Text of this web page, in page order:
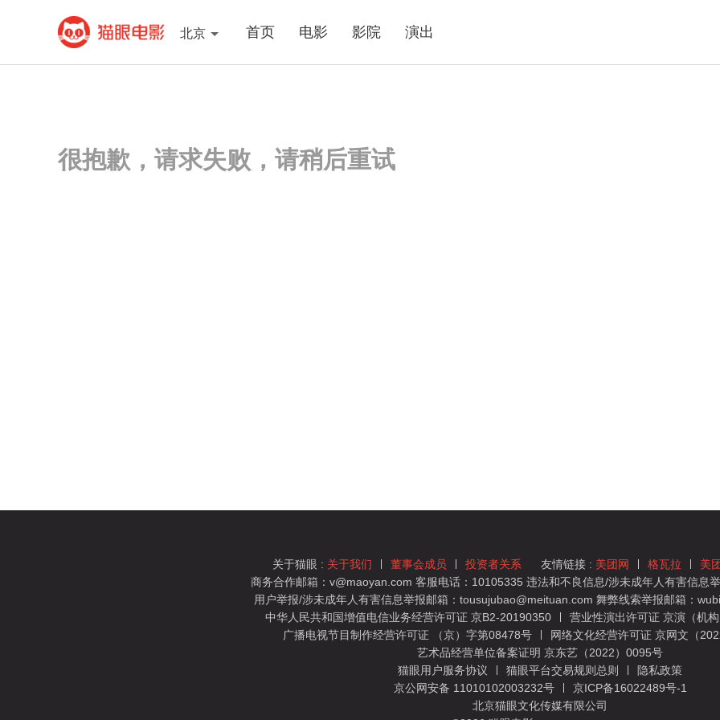
北京 首页 电影 影院 演出
很抱歉，请求失败，请稍后重试
关于猫眼 : 关于我们 董事会成员 投资者关系 友情链接 : 美团网 格瓦拉 美
商务合作邮箱：v@maoyan.com 客服电话：10105335 违法和不良信息/涉未成年人有害信息
用户举报/涉未成年人有害信息举报邮箱：tousujubao@meituan.com 舞弊线索举报邮箱：
中华人民共和国增值电信业务经营许可证 京B2-20190350
营业性演出许可证 京演（机
广播电视节目制作经营许可证 （京）字第08478号
网络文化经营许可证 京网文（
艺术品经营单位备案证明 京东艺（2022）0095号
猫眼用户服务协议
猫眼平台交易规则总则
隐私政策
京公网安备 11010102003232号
京ICP备16022489号-1
北京猫眼文化传媒有限公司